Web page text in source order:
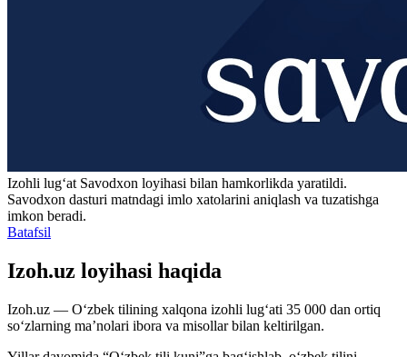
Izohli lugʻat Savodxon loyihasi bilan hamkorlikda yaratildi.
Savodxon dasturi matndagi imlo xatolarini aniqlash va tuzatishga
imkon beradi.
Batafsil
Izoh.uz loyihasi haqida
Izoh.uz — O‘zbek tilining xalqona izohli lug‘ati 35 000 dan ortiq
so‘zlarning ma’nolari ibora va misollar bilan keltirilgan.